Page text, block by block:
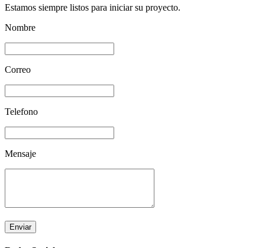
Estamos siempre listos para iniciar su proyecto.
Nombre
Correo
Telefono
Mensaje
Enviar